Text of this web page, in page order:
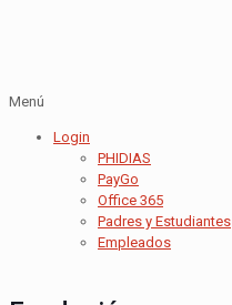
Menú
Login
PHIDIAS
PayGo
Office 365
Padres y Estudiantes
Empleados